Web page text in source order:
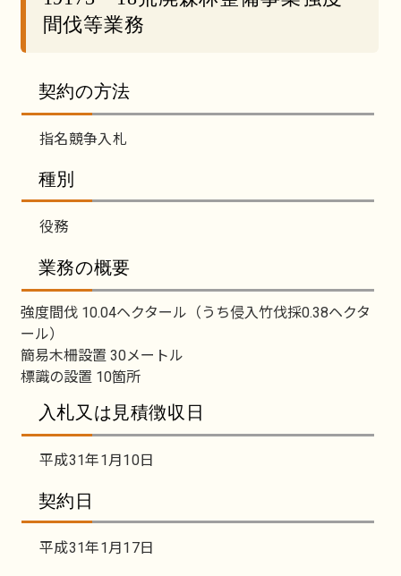
間伐等業務
契約の方法
指名競争入札
種別
役務
業務の概要
強度間伐 10.04ヘクタール（うち侵入竹伐採0.38ヘクタ
ール）
簡易木柵設置 30メートル
標識の設置 10箇所
入札又は見積徴収日
平成31年1月10日
契約日
平成31年1月17日